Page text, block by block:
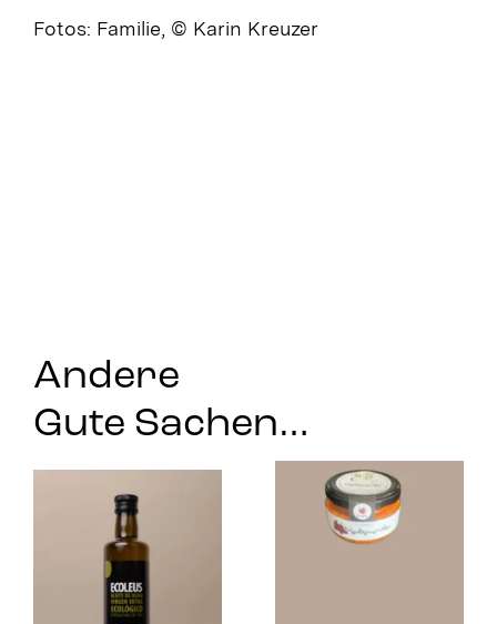
Fotos: Familie, © Karin Kreuzer
Andere
Gute Sachen…
Spitzpaprika-